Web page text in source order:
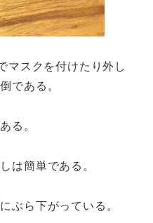
マスクを付けたり外し
である。
る。
は簡単である。
ぶら下がっている。